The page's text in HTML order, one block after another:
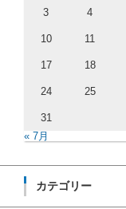
3 4
10 11
17 18
24 25
31
« 7月
カテゴリー